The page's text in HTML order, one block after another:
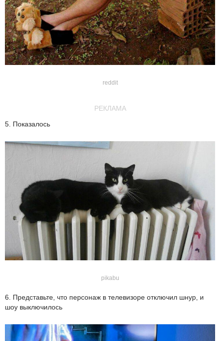
reddit
РЕКЛАМА
5. Показалось
pikabu
6. Представьте, что персонаж в телевизоре отключил шнур, и
шоу выключилось